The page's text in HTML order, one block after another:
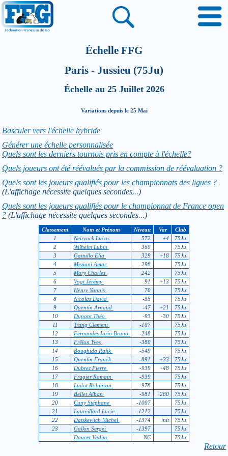
Échelle FFG
Paris - Jussieu (75Ju)
Échelle au 25 Juillet 2026
Variations depuis le 25 Mai
Basculer vers l'échelle hybride
Générer une échelle personnalisée
Quels sont les derniers tournois pris en compte à l'échelle?
Quels joueurs ont été réévalués par la commission de réévaluation ?
Quels sont les joueurs qualifiés pour les championnats des ligues ?
(L'affichage nécessite quelques secondes...)
Quels sont les joueurs qualifiés pour le championnat de France open
? (L'affichage nécessite quelques secondes...)
Classement Nom et Prénom Niveau Var
Club
1
Neirynck Lucas 572 +4
75Ju
2
Wilhelm Lubin 360
75Ju
3
Gattullo Elia 329 +18
75Ju
4
Meziani Amar 298
75Ju
5
Mary Charles 242
75Ju
6
Vogt Jérémy 91 +13
75Ju
7
Henry Yannis 70
75Ju
8
Nicolas David -35
75Ju
9
Quentin Arnaud -47 +21
75Ju
10
Dupont Théo -93 -30
75Ju
11
Trung Clement -107
75Ju
12
Fernandes Iorio Bruno -248
75Ju
13
Frêlon Yves -380
75Ju
14
Boughida Rafik -549
75Ju
15
Quentin Franck -891 +33
75Ju
16
Dubrez Pierre -939 +48
75Ju
17
Frugier Romain -939
75Ju
18
Ludot Robinson -978
75Ju
19
Bellet Alban -981 +260
75Ju
20
Cuny Stéphane -1007
75Ju
21
Laureillard Lucie -1212
75Ju
22
Datskevitch Michel -1374 init
75Ju
23
Galkin Sergei -1397
75Ju
Doucet Vadim
NC 75Ju
Retour